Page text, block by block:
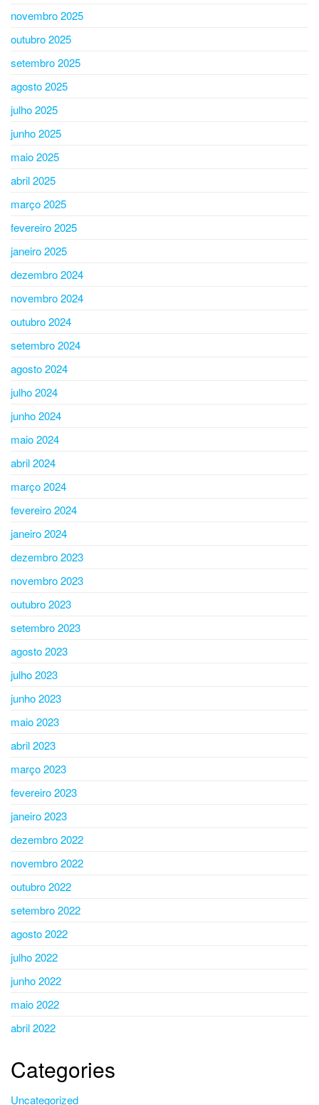
novembro 2025
outubro 2025
setembro 2025
agosto 2025
julho 2025
junho 2025
maio 2025
abril 2025
março 2025
fevereiro 2025
janeiro 2025
dezembro 2024
novembro 2024
outubro 2024
setembro 2024
agosto 2024
julho 2024
junho 2024
maio 2024
abril 2024
março 2024
fevereiro 2024
janeiro 2024
dezembro 2023
novembro 2023
outubro 2023
setembro 2023
agosto 2023
julho 2023
junho 2023
maio 2023
abril 2023
março 2023
fevereiro 2023
janeiro 2023
dezembro 2022
novembro 2022
outubro 2022
setembro 2022
agosto 2022
julho 2022
junho 2022
maio 2022
abril 2022
Categories
Uncategorized